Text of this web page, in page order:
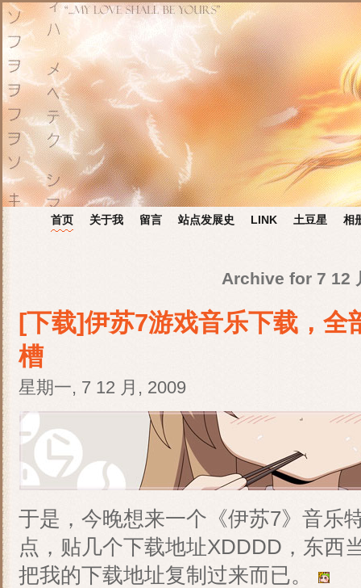
首页 关于我 留言 站点发展史 LINK 土豆星 相
Archive for 7 12
[下载]伊苏7游戏音乐下载，全
槽
星期一, 7 12 月, 2009
于是，今晚想来一个《伊苏7》音乐
点，贴几个下载地址XDDDD，东西
把我的下载地址复制过来而已。